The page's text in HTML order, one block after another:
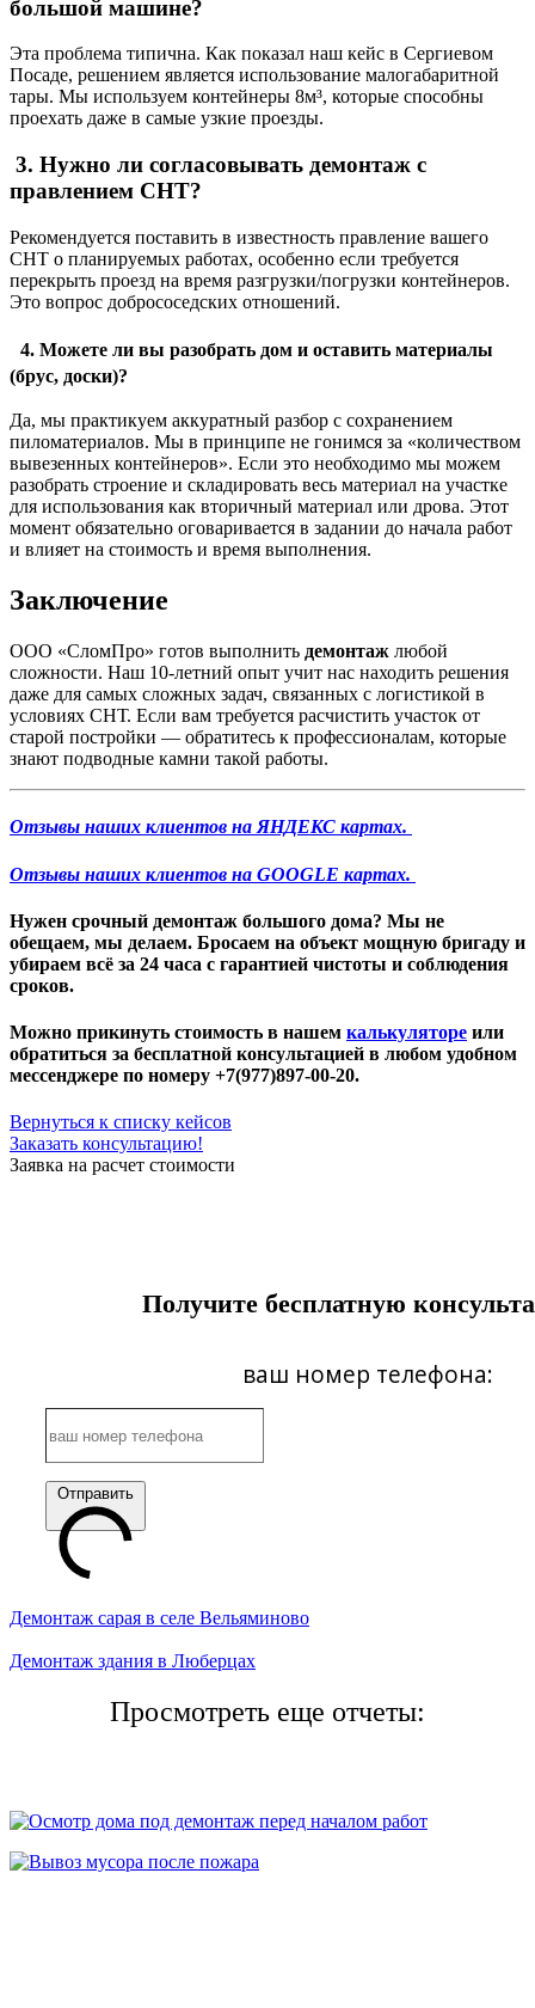
большой машине?
Эта проблема типична. Как показал наш кейс в Сергиевом
Посаде, решением является использование малогабаритной
тары. Мы используем контейнеры 8м³, которые способны
проехать даже в самые узкие проезды.
3. Нужно ли согласовывать демонтаж с
правлением СНТ?
Рекомендуется поставить в известность правление вашего
СНТ о планируемых работах, особенно если требуется
перекрыть проезд на время разгрузки/погрузки контейнеров.
Это вопрос добрососедских отношений.
4. Можете ли вы разобрать дом и оставить материалы
(брус, доски)?
Да, мы практикуем аккуратный разбор с сохранением
пиломатериалов. Мы в принципе не гонимся за «количеством
вывезенных контейнеров». Если это необходимо мы можем
разобрать строение и складировать весь материал на участке
для использования как вторичный материал или дрова. Этот
момент обязательно оговаривается в задании до начала работ
и влияет на стоимость и время выполнения.
Заключение
ООО «СломПро» готов выполнить демонтаж любой
сложности. Наш 10-летний опыт учит нас находить решения
даже для самых сложных задач, связанных с логистикой в
условиях СНТ. Если вам требуется расчистить участок от
старой постройки — обратитесь к профессионалам, которые
знают подводные камни такой работы.
Отзывы наших клиентов на ЯНДЕКС картах.
Отзывы наших клиентов на GOOGLE картах.
Нужен срочный демонтаж большого дома? Мы не
обещаем, мы делаем. Бросаем на объект мощную бригаду и
убираем всё за 24 часа с гарантией чистоты и соблюдения
сроков.
Можно прикинуть стоимость в нашем калькуляторе или
обратиться за бесплатной консультацией в любом удобном
мессенджере по номеру +7(977)897-00-20.
Вернуться к списку кейсов
Заказать консультацию!
Заявка на расчет стоимости
Получите бесплатную
ваш номер телефона:
Отправить
Демонтаж сарая в селе Вельяминово
Демонтаж здания в Люберцах
Просмотреть еще отчеты: